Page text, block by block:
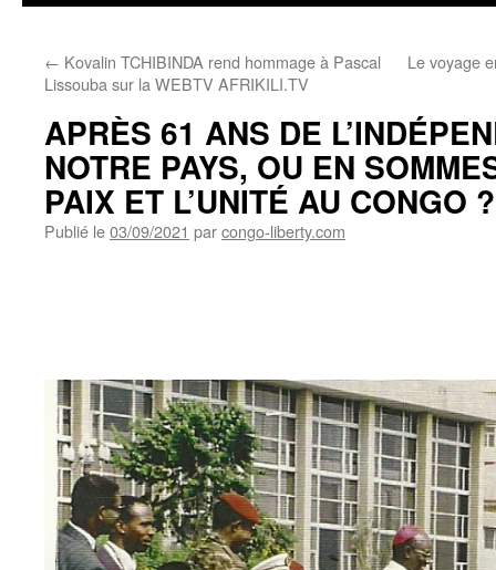
← Kovalin TCHIBINDA rend hommage à Pascal
Lissouba sur la WEBTV AFRIKILI.TV
Le voyage
APRÈS 61 ANS DE
NOTRE PAYS, OU EN
PAIX ET L’UNITÉ AU CONGO ?
Publié le03/09/2021 parcongo-liberty.com